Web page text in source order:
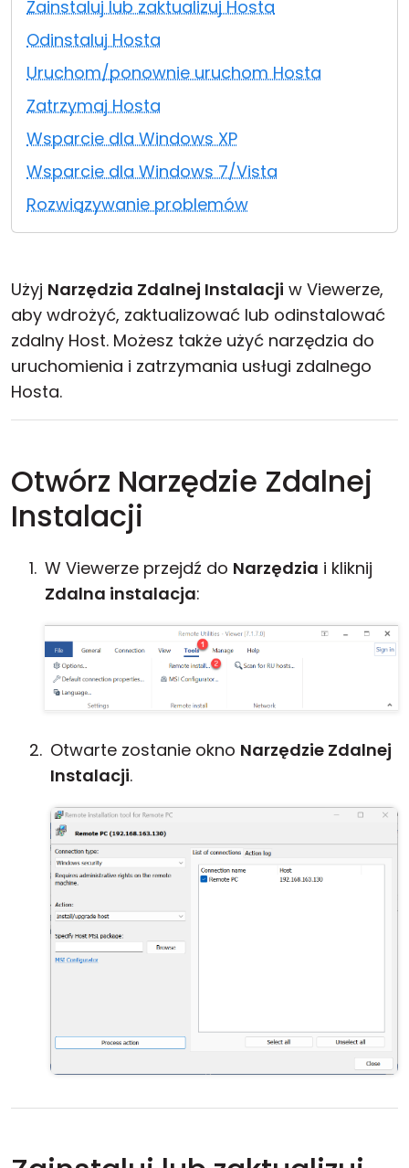
Zainstaluj lub zaktualizuj Hosta
Odinstaluj Hosta
Uruchom/ponownie uruchom Hosta
Zatrzymaj Hosta
Wsparcie dla Windows XP
Wsparcie dla Windows 7/Vista
Rozwiązywanie problemów
Użyj Narzędzia Zdalnej Instalacji w Viewerze,
aby wdrożyć, zaktualizować lub odinstalować
zdalny Host. Możesz także użyć narzędzia do
uruchomienia i zatrzymania usługi zdalnego
Hosta.
Otwórz Narzędzie Zdalnej
Instalacji
W Viewerze przejdź do Narzędzia i kliknij
Zdalna instalacja:
Otwarte zostanie okno Narzędzie Zdalnej
Instalacji.
Chmura i lokalnie